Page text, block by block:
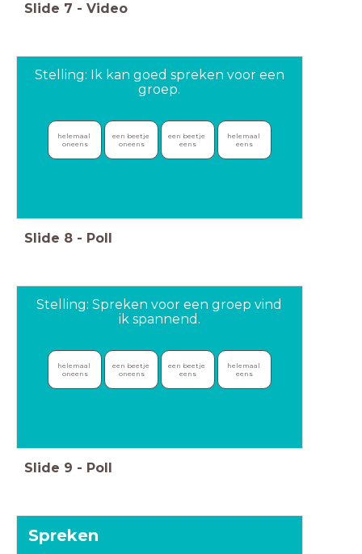
Slide 7 - Video
Stelling: Ik kan goed spreken voor een
groep.
helemaal
oneens
een beetje
oneens
een beetje
eens
helemaal
eens
Slide 8 - Poll
Stelling: Spreken voor een groep vind
ik spannend.
helemaal
oneens
een beetje
oneens
een beetje
eens
helemaal
eens
Slide 9 - Poll
Spreken